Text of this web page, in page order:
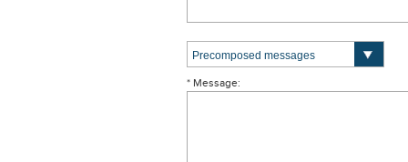
* Message: